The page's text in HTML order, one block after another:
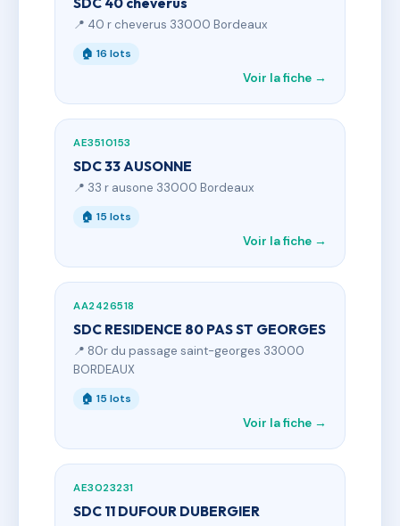
📍 40 r cheverus 33000 Bordeaux
🏠 16 lots
Voir la fiche →
AE3510153
SDC 33 AUSONNE
📍 33 r ausone 33000 Bordeaux
🏠 15 lots
Voir la fiche →
AA2426518
SDC RESIDENCE 80 PAS ST GEORGES
📍 80r du passage saint-georges 33000
BORDEAUX
🏠 15 lots
Voir la fiche →
AE3023231
SDC 11 DUFOUR DUBERGIER